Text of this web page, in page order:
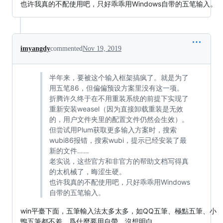
也许我真的不配使用吧，只好乖乖用Windows自带的五笔输入。
imyangdycommentedNov 19, 2019
半年来，要被这个输入框架搞疯了。就是为了
用五笔86，但偏偏预设方案里没有这一项。
折腾许久终于在不用重装系统的前提下实现了
重新安装weasel（因为直接卸载重装是无效
的，用户文件夹里的配置文件仍然会生效）。
但尝试用Plum获取更多输入方案时，搜索
wubi86报错，搜索wubi，提示已经安装了最
新的文件……
老实说，这些官方和非官方的帮助文档写得真
的太机械了，晦涩生硬。
也许我真的不配使用吧，只好乖乖用Windows
自带的五笔输入。
win平臺下面，五筆輸入法太多太多，如QQ五筆、極點五筆、小